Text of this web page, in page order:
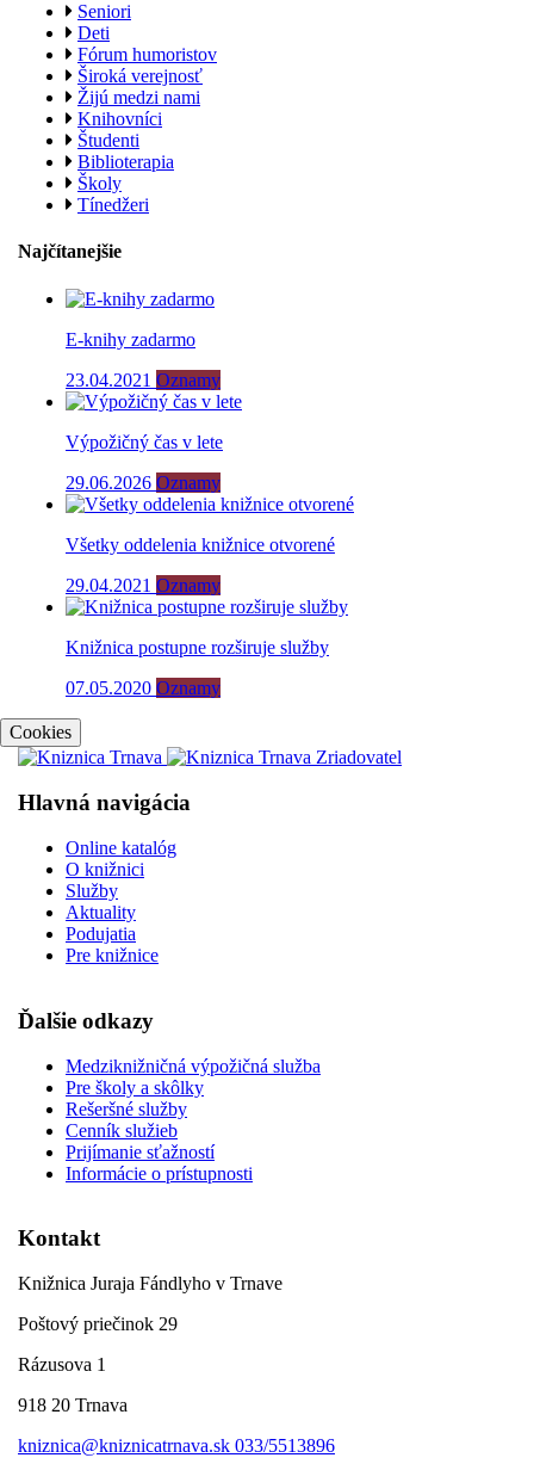
Seniori
Deti
Fórum humoristov
Široká verejnosť
Žijú medzi nami
Knihovníci
Študenti
Biblioterapia
Školy
Tínedžeri
Najčítanejšie
E-knihy zadarmo
23.04.2021 Oznamy
Výpožičný čas v lete
29.06.2026 Oznamy
Všetky oddelenia knižnice otvorené
29.04.2021 Oznamy
Knižnica postupne rozširuje služby
07.05.2020 Oznamy
Cookies
Hlavná navigácia
Online katalóg
O knižnici
Služby
Aktuality
Podujatia
Pre knižnice
Ďalšie odkazy
Medziknižničná výpožičná služba
Pre školy a skôlky
Rešeršné služby
Cenník služieb
Prijímanie sťažností
Informácie o prístupnosti
Kontakt
Knižnica Juraja Fándlyho v Trnave
Poštový priečinok 29
Rázusova 1
918 20 Trnava
kniznica@kniznicatrnava.sk 033/5513896